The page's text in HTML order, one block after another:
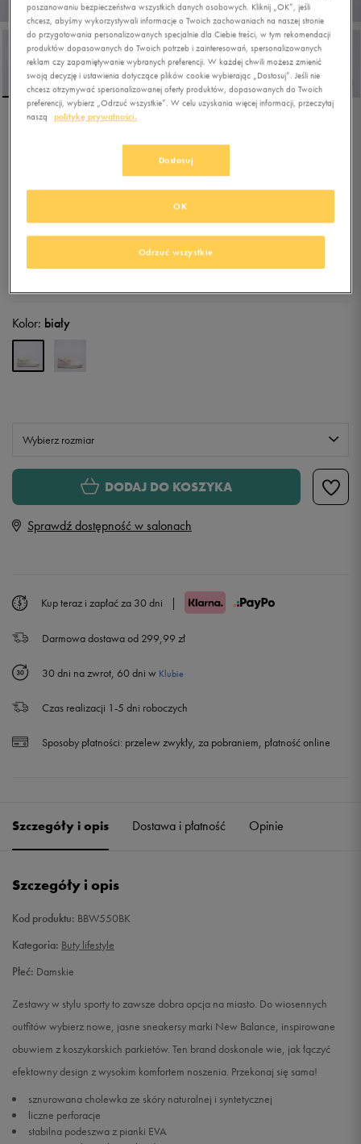
(cena początkowa)
+ 1700 PKT WKLUBIE 50 STYLE
Kolor: biały
Wybierz rozmiar
Rozmiary EU Rozmiary US
22,5 cm
37 23,5 cm
37,5 24 cm
38 24,5 cm
41 26,5 cm
DODAJ DO KOSZYKA
Sprawdź dostępność w salonach
Kup teraz i zapłać za 30 dni |
Darmowa dostawa od 299,99 zł
30 dni na zwrot, 60 dni w Klubie
Czas realizacji 1-5 dni roboczych
Sposoby płatności: przelew zwykły, za pobraniem, płatność online
Szczegóły i opis Dostawa i płatność Opinie
Szczegóły i opis
Kod produktu: BBW550BK
Kategoria: Buty lifestyle
Płeć: Damskie
Zestawy w stylu sporty to zawsze dobra opcja na miasto. Do wiosennych
outfitów wybierz nowe, jasne sneakersy marki New Balance, inspirowane
obuwiem z koszykarskich parkietów. Ten brand doskonale wie, jak łączyć
efektowny design z wysokim komfortem noszenia. Przekonaj się sama!
sznurowana cholewka ze skóry naturalnej i syntetycznej
liczne perforacje
stabilna podeszwa z pianki EVA
poszanowaniu bezpieczeństwa wszystkich danych osobowych. Kliknij „OK”, jeśli
chcesz, abyśmy wykorzystywali informacje o Twoich zachowaniach na naszej stronie
do przygotowania personalizowanych specjalnie dla Ciebie treści, w tym rekomendacji
produktów dopasowanych do Twoich potrzeb i zainteresowań, spersonalizowanych
reklam czy zapamiętywanie wybranych preferencji. W każdej chwili możesz zmienić
swoją decyzję i ustawienia dotyczące plików cookie wybierając „Dostosuj”. Jeśli nie
chcesz otrzymywać spersonalizowanej oferty produktów, dopasowanych do Twoich
preferencji, wybierz „Odrzuć wszystkie”. W celu uzyskania więcej informacji, przeczytaj
naszą
politykę prywatności.
Dostosuj
Odrzuć wszystkie
OK